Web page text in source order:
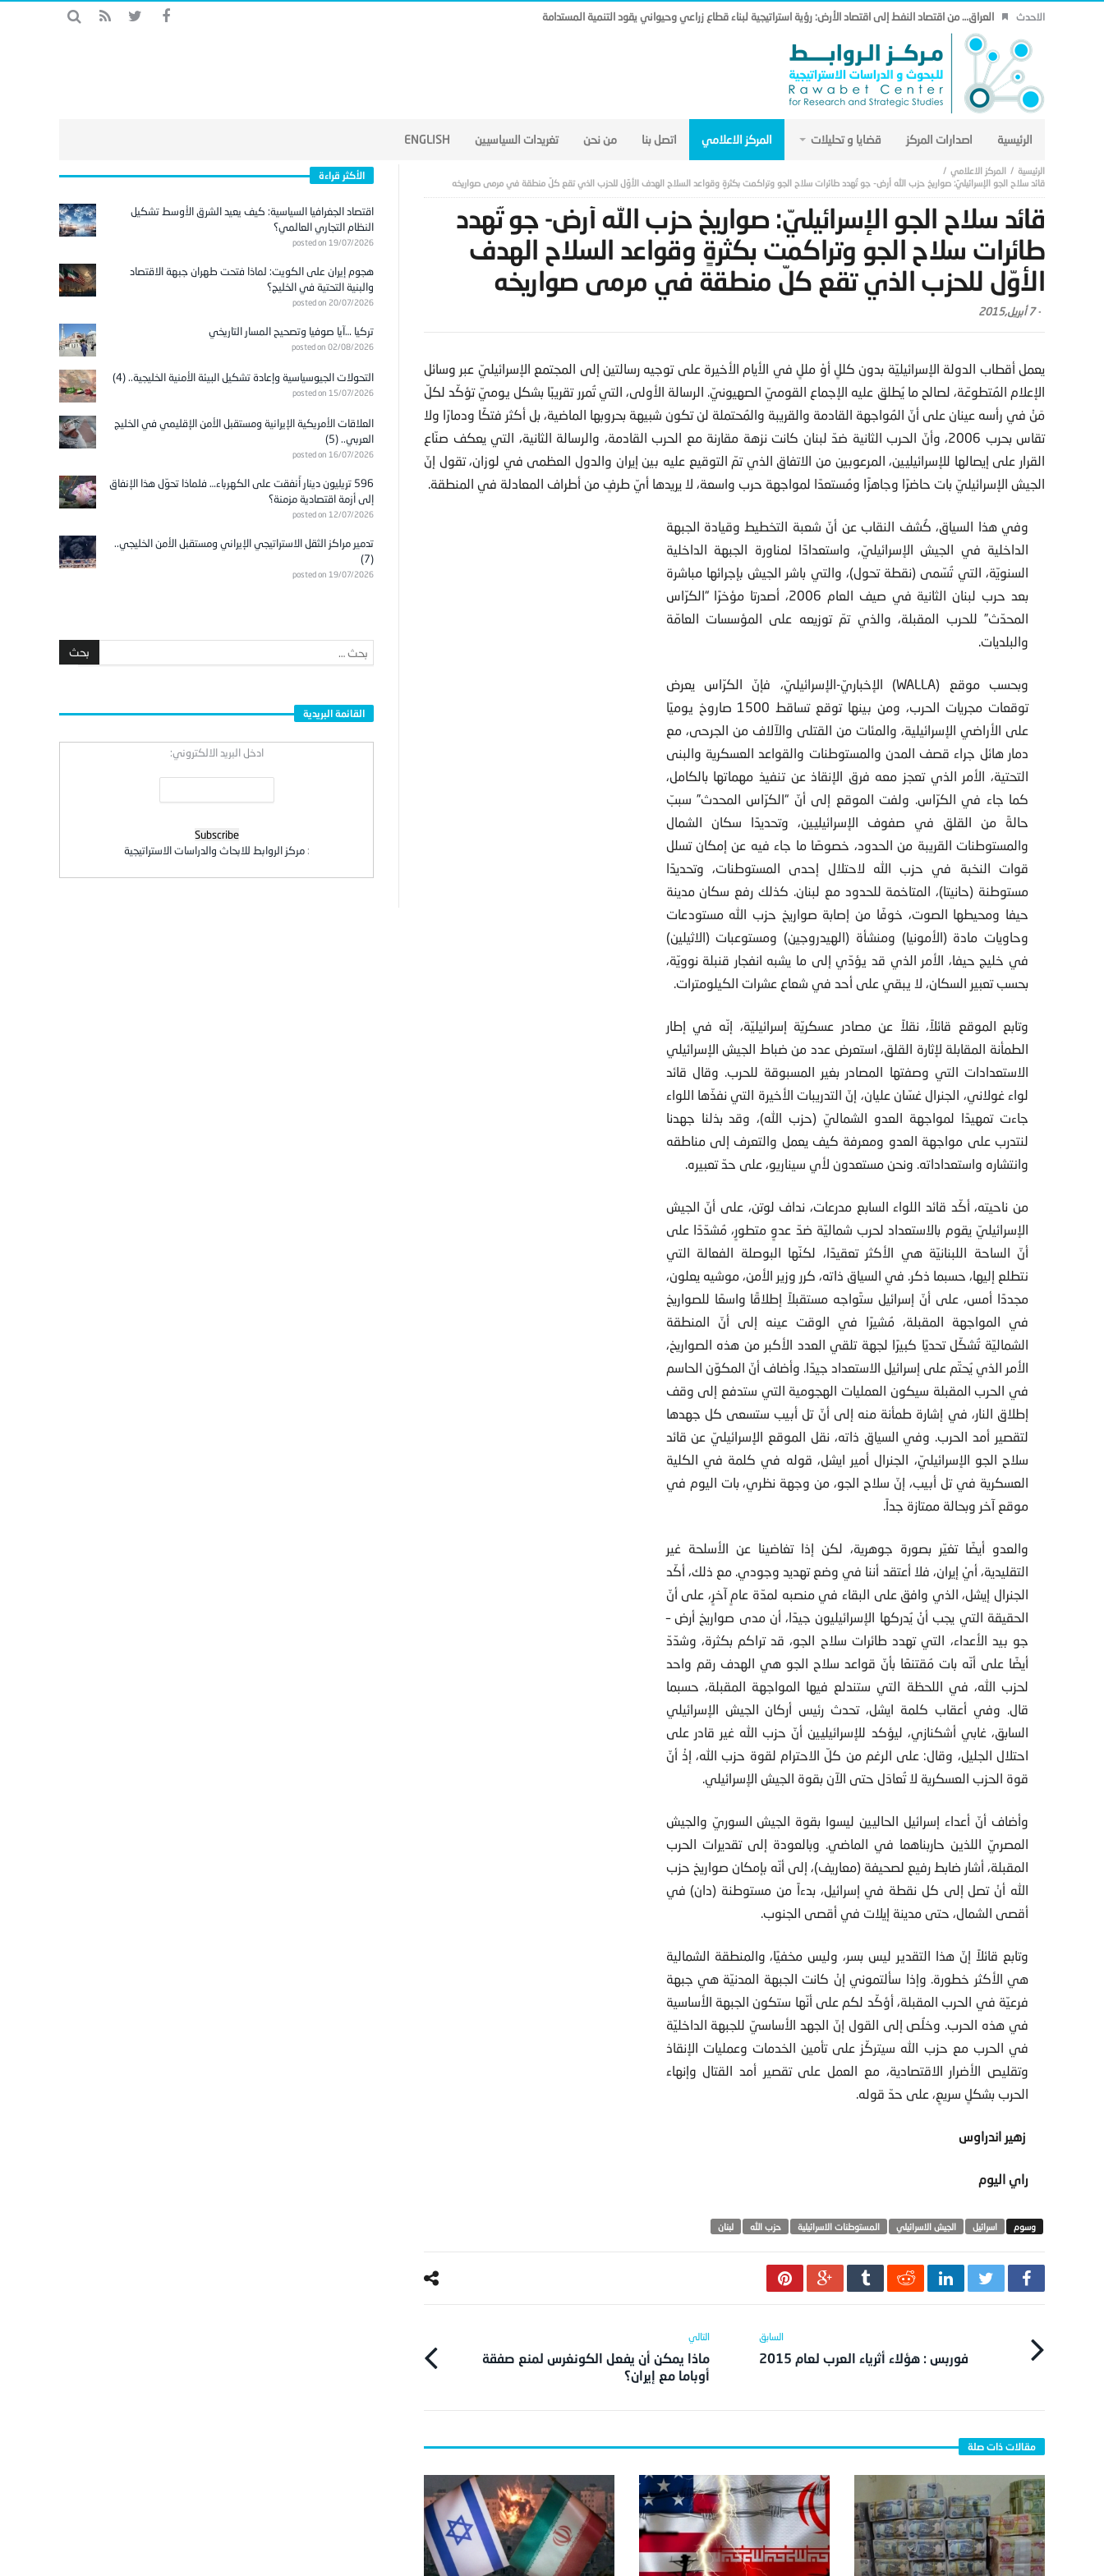
الاحدث العراق… من اقتصاد النفط إلى اقتصاد الأرض: رؤية استراتيجية لبناء قطاع زراعي وحيواني يقود التنمية المستدامة
الرئيسية اصدارات المركز قضايا و تحليلات المركز الاعلامي اتصل بنا من نحن تغريدات السياسيين ENGLISH
المركز الاعلامي
قائد سلاح الجو الإسرائيليّ: صواريخ حزب الله أرض- جو تُهدد طائرات سلاح الجو وتراكمت بكثرةٍ وقواعد السلاح الهدف الأوّل للحزب الذي تقع كلّ منطقة في مرمى صواريخه
قائد سلاح الجو الإسرائيليّ: صواريخ حزب الله أرض- جو تُهدد
طائرات سلاح الجو وتراكمت بكثرةٍ وقواعد السلاح الهدف
الأوّل للحزب الذي تقع كلّ منطقة في مرمى صواريخه
-7 أبريل,2015
يعمل أقطاب الدولة الإسرائيليّة بدون كللٍ أوْ مللٍ في الأيام الأخيرة على توجيه رسالتين إلى المجتمع الإسرائيليّ عبر وسائل
الإعلام المُتطوعّة، لصالح ما يُطلق عليه الإجماع القوميّ الصهيونيّ. الرسالة الأولى، التي تُمرر تقريبًا بشكل يوميّ تؤكّد لكلّ
مَنْ في رأسه عينان على أنّ المُواجهة القادمة والقريبة والمُحتملة لن تكون شبيهة بحروبها الماضية، بل أكثر فتكًا ودمارًا ولا
تقاس بحرب 2006، وأنّ الحرب الثانية ضدّ لبنان كانت نزهة مقارنة مع الحرب القادمة، والرسالة الثانية، التي يعكف صنّاع
القرار على إيصالها للإسرائيليين، المرعوبين من الاتفاق الذي تمّ التوقيع عليه بين إيران والدول العظمى في لوزان، تقول إنّ
الجيش الإسرائيليّ بات حاضرًا وجاهزًا ومُستعدًا لمواجهة حرب واسعة، لا يريدها أيّ طرفٍ من أطراف المعادلة في المنطقة.
وفي هذا السياق، كُشف النقاب عن أنّ شعبة التخطيط وقيادة الجبهة
الداخلية في الجيش الإسرائيليّ، واستعدادًا لمناورة الجبهة الداخلية
السنويّة، التي تُسّمى (نقطة تحول)، والتي باشر الجيش بإجرائها مباشرة
بعد حرب لبنان الثانية في صيف العام 2006، أصدرتا مؤخرًا “الكرّاس
المحدّث” للحرب المقبلة، والذي تمّ توزيعه على المؤسسات العامّة
والبلديات.
وبحسب موقع (WALLA) الإخباريّ-الإسرائيليّ، فإنّ الكرّاس يعرض
توقعات مجريات الحرب، ومن بينها توقع تساقط 1500 صاروخ يوميًا
على الأراضي الإسرائيلية، والمئات من القتلى والآلاف من الجرحى، مع
دمار هائل جراء قصف المدن والمستوطنات والقواعد العسكرية والبنى
التحتية، الأمر الذي تعجز معه فرق الإنقاذ عن تنفيذ مهماتها بالكامل،
كما جاء في الكرّاس. ولفت الموقع إلى أنّ “الكرّاس المحدث” سببّ
حالةً من القلق في صفوف الإسرائيليين، وتحديدًا سكان الشمال
والمستوطنات القريبة من الحدود، خصوصًا ما جاء فيه عن إمكان تسلل
قوات النخبة في حزب الله لاحتلال إحدى المستوطنات، وتحديدًا
مستوطنة (حانيتا)، المتاخمة للحدود مع لبنان. كذلك رفع سكان مدينة
حيفا ومحيطها الصوت، خوفًا من إصابة صواريخ حزب الله مستودعات
وحاويات مادة (الأمونيا) ومنشأة (الهيدروجين) ومستوعبات (الاثيلين)
في خليج حيفا، الأمر الذي قد يؤدّي إلى ما يشبه انفجار قنبلة نوويّة،
بحسب تعبير السكان، لا يبقي على أحد في شعاع عشرات الكيلومترات.
وتابع الموقع قائلاً، نقلاً عن مصادر عسكريّة إسرائيليّة، إنّه في إطار
الطمأنة المقابلة لإثارة القلق، استعرض عدد من ضباط الجيش الإسرائيلي
الاستعدادات التي وصفتها المصادر بغير المسبوقة للحرب. وقال قائد
لواء غولاني، الجنرال غسّان عليان، إنّ التدريبات الأخيرة التي نفذّها اللواء
جاءت تمهيدًا لمواجهة العدو الشماليّ (حزب الله)، وقد بذلنا جهدنا
لنتدرب على مواجهة العدو ومعرفة كيف يعمل والتعرف إلى مناطقه
وانتشاره واستعداداته. ونحن مستعدون لأي سيناريو، على حدّ تعبيره.
من ناحيته، أكّد قائد اللواء السابع مدرعات، نداف لوتن، على أنّ الجيش
الإسرائيليّ يقوم بالاستعداد لحرب شماليّة ضدّ عدوٍ متطورٍ، مُشدّدًا على
أنّ الساحة اللبنانيّة هي الأكثر تعقيدًا، لكنّها البوصلة الفعالة التي
نتطلع إليها، حسبما ذكر. في السياق ذاته، كرر وزير الأمن، موشيه يعلون،
مجددًا أمس، على أنّ إسرائيل ستًواجه مستقبلاً إطلاقًا واسعًا للصواريخ
في المواجهة المقبلة، مُشيرًا في الوقت عينه إلى أنّ المنطقة
الشماليّة تُشكّل تحديًا كبيرًا لجهة تلقي العدد الأكبر من هذه الصواريخ،
الأمر الذي يُحتّم على إسرائيل الاستعداد جيدًا. وأضاف أنّ المكوّن الحاسم
في الحرب المقبلة سيكون العمليات الهجومية التي ستدفع إلى وقف
إطلاق النار، في إشارة طمأنة منه إلى أنّ تل أبيب ستسعى كل جهدها
لتقصير أمد الحرب. وفي السياق ذاته، نقل الموقع الإسرائيليّ عن قائد
سلاح الجو الإسرائيليّ، الجنرال أمير ايشل، قوله في كلمة في الكلية
العسكرية في تل أبيب، إنّ سلاح الجو، من وجهة نظري، بات اليوم في
موقع آخر وبحالة ممتازة جداً.
والعدو أيضًا تغيّر بصورة جوهرية، لكن إذا تغاضينا عن الأسلحة غير
التقليدية، أيْ إيران، فلا أعتقد أننا في وضع تهديد وجودي. مع ذلك، أكّد
الجنرال إيشل، الذي وافق على البقاء في منصبه لمدّة عامٍ آخرٍ، على أنّ
الحقيقة التي يجب أنْ يُدركها الإسرائيليون جيدًا، أن مدى صواريخ أرض –
جو بيد الأعداء، التي تهدد طائرات سلاح الجو، قد تراكم بكثرة، وشدّدّ
أيضًا على أنّه بات مُقتنعًا بأنّ قواعد سلاح الجو هي الهدف رقم واحد
لحزب الله، في اللحظة التي ستندلع فيها المواجهة المقبلة، حسبما
قال. وفي أعقاب كلمة ايشل، تحدث رئيس أركان الجيش الإسرائيلي
السابق، غابي أشكنازي، ليؤكد للإسرائيليين أنّ حزب الله غير قادر على
احتلال الجليل، وقال: على الرغم من كلّ الاحترام لقوة حزب الله، إذْ أنّ
قوة الحزب العسكرية لا تُعادَل حتى الآن بقوة الجيش الإسرائيلي.
وأضاف أنّ أعداء إسرائيل الحاليين ليسوا بقوة الجيش السوريّ والجيش
المصريّ اللذين حاربناهما في الماضي. وبالعودة إلى تقديرات الحرب
المقبلة، أشار ضابط رفيع لصحيفة (معاريف)، إلى أنّه بإمكان صواريخ حزب
الله أنْ تصل إلى كل نقطة في إسرائيل، بدءاً من مستوطنة (دان) في
أقصى الشمال، حتى مدينة إيلات في أقصى الجنوب.
وتابع قائلاً إنّ هذا التقدير ليس بسر، وليس مخفيًا، والمنطقة الشمالية
هي الأكثر خطورة. وإذا سألتموني إنْ كانت الجبهة المدنيّة هي جبهة
فرعيّة في الحرب المقبلة، أؤكّد لكم على أنّها ستكون الجبهة الأساسية
في هذه الحرب. وخلُص إلى القول إنّ الجهد الأساسيّ للجبهة الداخليّة
في الحرب مع حزب الله سيتركّز على تأمين الخدمات وعمليات الإنقاذ
وتقليص الأضرار الاقتصادية، مع العمل على تقصير أمد القتال وإنهاء
الحرب بشكلٍ سريعٍ، على حدّ قوله.
زهير اندراوس
راي اليوم
اسرائيل الجيش الاسرائيلي المستوطنات الاسرائيلية حزب الله لبنان
فوربس : هؤلاء أثرياء العرب لعام 2015
ماذا يمكن أن يفعل الكونغرس لمنع صفقة
أوباما مع إيران؟
الأكثر قراءة
اقتصاد الجغرافيا السياسية: كيف يعيد الشرق الأوسط تشكيل
النظام التجاري العالمي؟
posted on 19/07/2026
هجوم إيران على الكويت: لماذا فتحت طهران جبهة الاقتصاد
والبنية التحتية في الخليج؟
posted on 20/07/2026
تركيا …آيا صوفيا وتصحيح المسار التاريخي
posted on 02/08/2026
التحولات الجيوسياسية وإعادة تشكيل البيئة الأمنية الخليجية.. (4)
posted on 15/07/2026
العلاقات الأمريكية الإيرانية ومستقبل الأمن الإقليمي في الخليج
العربي.. (5)
posted on 16/07/2026
596 تريليون دينار أُنفقت على الكهرباء… فلماذا تحوّل هذا الإنفاق
إلى أزمة اقتصادية مزمنة؟
posted on 12/07/2026
تدمير مراكز الثقل الاستراتيجي الإيراني ومستقبل الأمن الخليجي..
(7)
posted on 19/07/2026
القائمة البريدية
ادخل البريد الالكتروني:
:مركز الروابط للابحاث والدراسات الاستراتيجية